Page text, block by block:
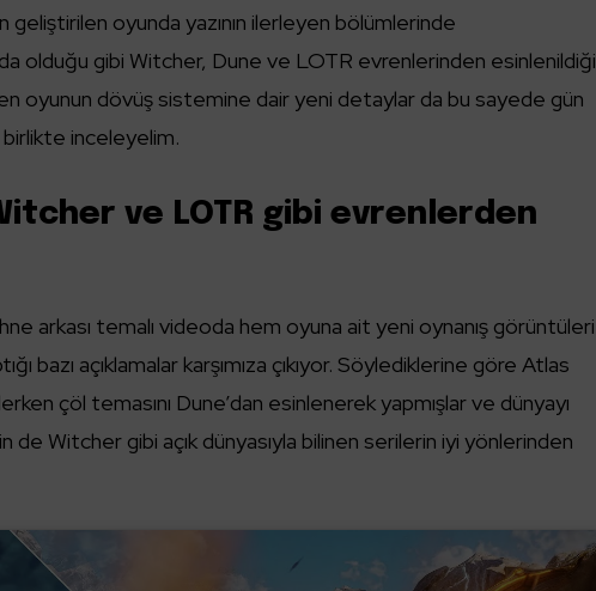
geliştirilen oyunda yazının ilerleyen bölümlerinde
olduğu gibi Witcher, Dune ve LOTR evrenlerinden esinlenildiği
oyunun dövüş sistemine dair yeni detaylar da bu sayede gün
birlikte inceleyelim.
ve LOTR gibi evrenlerden
arkası temalı videoda hem oyuna ait yeni oynanış görüntüleri
bazı açıklamalar karşımıza çıkıyor. Söylediklerine göre Atlas
çöl temasını Dune’dan esinlenerek yapmışlar ve dünyayı
de Witcher gibi açık dünyasıyla bilinen serilerin iyi yönlerinden